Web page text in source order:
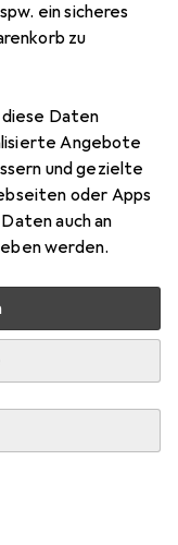
ein sicheres
zu
diese Daten
Angebote
und gezielte
oder Apps
auch an
werden.
Pwr CD
von Intermec